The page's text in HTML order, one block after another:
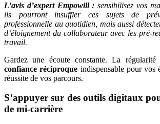
L’avis d’expert Empowill : sensibilisez vos
ils pourront insuffler ces sujets de
professionnelle au quotidien, mais aussi
d’éloignement du collaborateur avec les pré-
travail.
Gardez une écoute constante. La
confiance réciproque indispensable pour vos
réussite de vos parcours.
S’appuyer sur des outils digitaux
de mi-carrière